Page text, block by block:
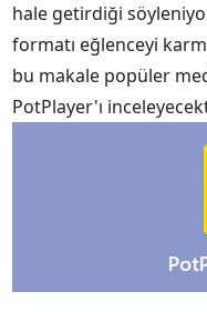
hale getirdiği
formatı eğlenceyi
bu makale popüler
PotPlayer'ı